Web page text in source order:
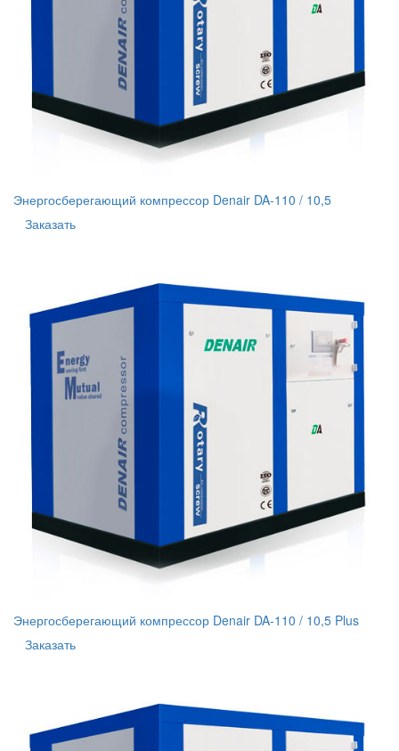
Энергосберегающий компрессор Denair DA-110 / 10,5
Заказать
Энергосберегающий компрессор Denair DA-110 / 10,5 Plus
Заказать